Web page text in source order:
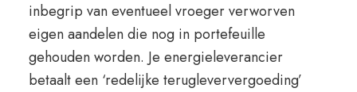
inbegrip van eventueel vroeger verworven
eigen aandelen die nog in portefeuille
gehouden worden. Je energieleverancier
betaalt een ‘redelijke terugleververgoeding’